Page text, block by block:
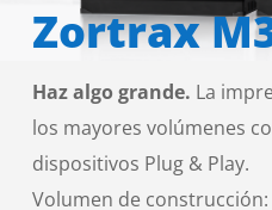
Zortrax
Haz algo grande. La
los mayores volúmenes
dispositivos Plug & Play.
Volumen de construcción: